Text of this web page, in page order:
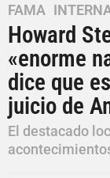
4
a
o
s
a
g
o
FAMA ,
Howard
«enorme
dice que
juicio de
El destacado